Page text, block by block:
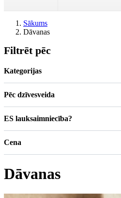
Sākums
Dāvanas
Filtrēt pēc
Kategorijas
Pēc dzīvesveida
ES lauksaimniecība?
Cena
Dāvanas